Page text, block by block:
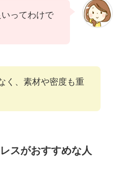
ってわけで
く、素材や密度も重
スがおすすめな人